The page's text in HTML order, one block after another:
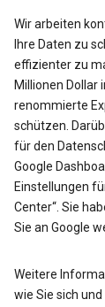
Wir arbeiten
Ihre Daten zu
effizienter zu
Millionen
renommierte
schützen.
für den
Google
Einstellungen
Center“. Sie
Sie an Google
Weitere
wie Sie sich